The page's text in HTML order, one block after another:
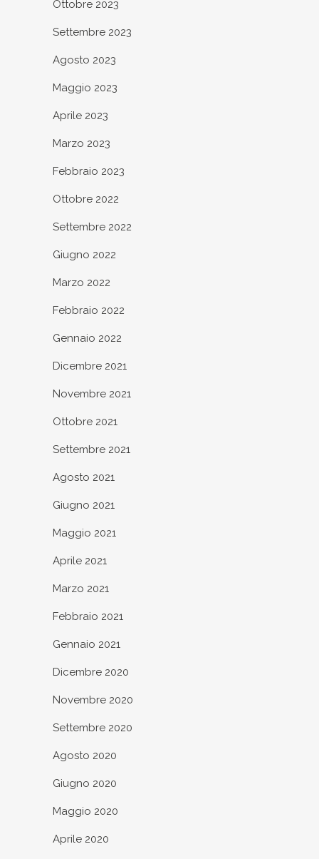
Ottobre 2023
Settembre 2023
Agosto 2023
Maggio 2023
Aprile 2023
Marzo 2023
Febbraio 2023
Ottobre 2022
Settembre 2022
Giugno 2022
Marzo 2022
Febbraio 2022
Gennaio 2022
Dicembre 2021
Novembre 2021
Ottobre 2021
Settembre 2021
Agosto 2021
Giugno 2021
Maggio 2021
Aprile 2021
Marzo 2021
Febbraio 2021
Gennaio 2021
Dicembre 2020
Novembre 2020
Settembre 2020
Agosto 2020
Giugno 2020
Maggio 2020
Aprile 2020